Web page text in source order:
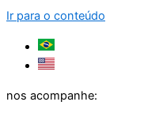
Ir para o conteúdo
nos acompanhe: